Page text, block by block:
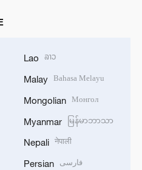
Lao ລາວ
Malay Bahasa Melayu
Mongolian Монгол
Myanmar မြန်မာဘာသာ
Nepali नेपाली
Persian فارسی